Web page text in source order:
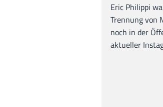
Eric Philippi
Trennung von
noch in der
aktueller